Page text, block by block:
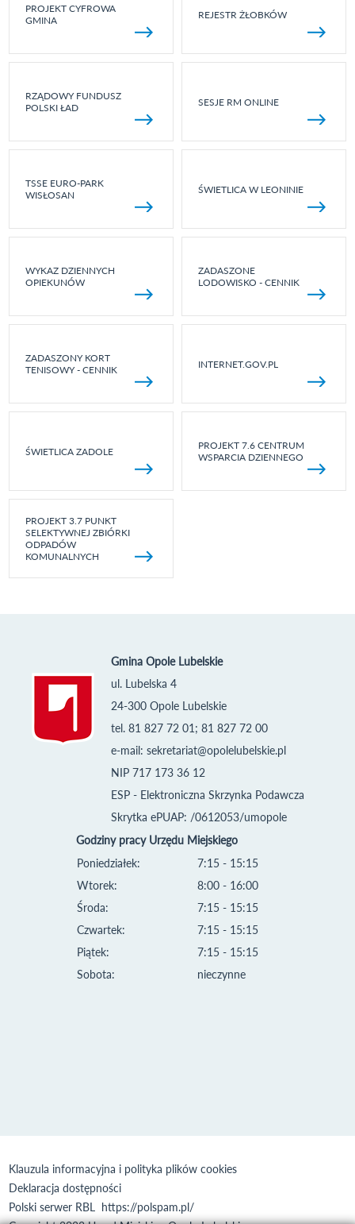
PROJEKT CYFROWA
GMINA
REJESTR ŻŁOBKÓW
RZĄDOWY FUNDUSZ
POLSKI ŁAD
SESJE RM ONLINE
TSSE EURO-PARK
WISŁOSAN
ŚWIETLICA W LEONINIE
WYKAZ DZIENNYCH
OPIEKUNÓW
ZADASZONE
LODOWISKO - CENNIK
ZADASZONY KORT
TENISOWY - CENNIK
INTERNET.GOV.PL
ŚWIETLICA ZADOLE
PROJEKT 7.6 CENTRUM
WSPARCIA DZIENNEGO
PROJEKT 3.7 PUNKT
SELEKTYWNEJ ZBIÓRKI
ODPADÓW
KOMUNALNYCH
Gmina Opole Lubelskie
ul. Lubelska 4
24-300 Opole Lubelskie
tel. 81 827 72 01; 81 827 72 00
e-mail: sekretariat@opolelubelskie.pl
NIP 717 173 36 12
ESP - Elektroniczna Skrzynka Podawcza
Skrytka ePUAP: /0612053/umopole
Godziny pracy Urzędu Miejskiego
Poniedziałek:
Wtorek:
Środa:
Czwartek:
Piątek:
Sobota:
7:15 - 15:15
8:00 - 16:00
7:15 - 15:15
7:15 - 15:15
7:15 - 15:15
nieczynne
Klauzula informacyjna i polityka plików cookies
Deklaracja dostępności
Polski serwer RBL https://polspam.pl/